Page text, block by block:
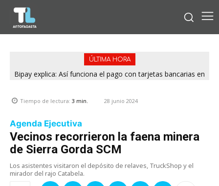
ÚLTIMA HORA
Bipay explica: Así funciona el pago con tarjetas bancarias en
Tiempo de lectura: 3 min. 28 junio 2024
Agenda Ejecutiva
Vecinos recorrieron la faena minera
de Sierra Gorda SCM
Los asistentes visitaron el depósito de relaves, TruckShop y el
mirador del rajo Catabela.